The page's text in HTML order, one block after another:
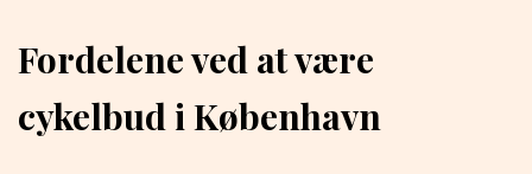
Fordelene ved at være
cykelbud i København